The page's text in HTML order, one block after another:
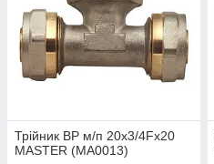
Трійник ВР м/п 20x3/4Fx20
MASTER (MA0013)